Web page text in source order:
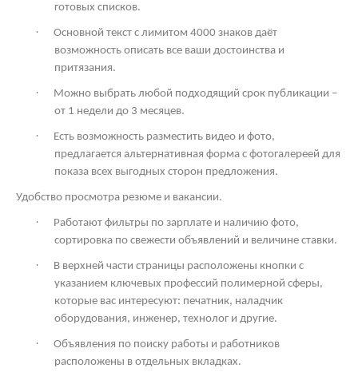
готовых списков.
·
Основной текст с лимитом 4000 знаков даёт
возможность описать все ваши достоинства и
притязания.
·
Можно выбрать любой подходящий срок публикации –
от 1 недели до 3 месяцев.
·
Есть возможность разместить видео и фото,
предлагается альтернативная форма с фотогалереей для
показа всех выгодных сторон предложения.
Удобство просмотра резюме и вакансии.
·
Работают фильтры по зарплате и наличию фото,
сортировка по свежести объявлений и величине ставки.
·
В верхней части страницы расположены кнопки с
указанием ключевых профессий полимерной сферы,
которые вас интересуют: печатник, наладчик
оборудования, инженер, технолог и другие.
·
Объявления по поиску работы и работников
расположены в отдельных вкладках.